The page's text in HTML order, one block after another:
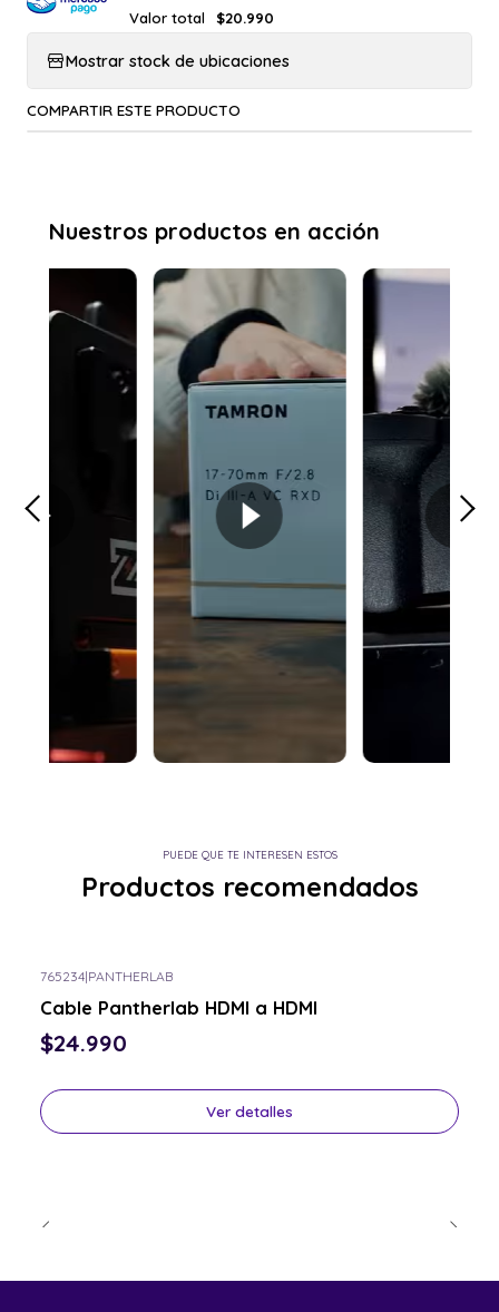
Valor total
$20.990
Mostrar stock de ubicaciones
COMPARTIR ESTE PRODUCTO
PUEDE QUE TE INTERESEN ESTOS
Productos recomendados
765234|PANTHERLAB
Cable Pantherlab HDMI a HDMI
$24.990
Ver detalles